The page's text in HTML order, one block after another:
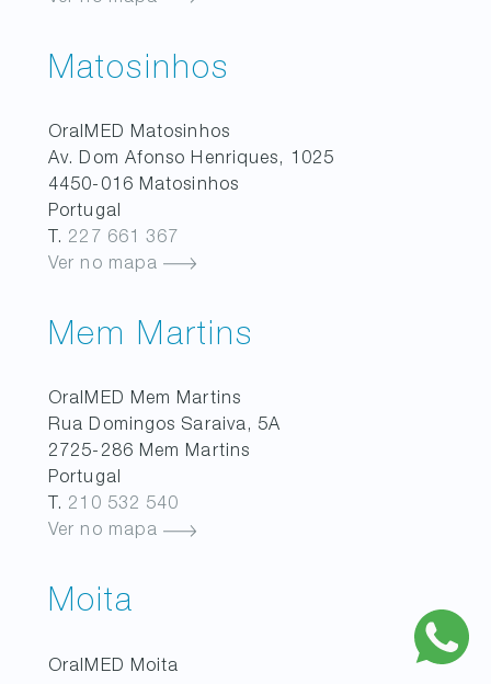
Matosinhos
OralMED Matosinhos
Av. Dom Afonso Henriques, 1025
4450-016 Matosinhos
Portugal
T. 227 661 367
Ver no mapa
Mem Martins
OralMED Mem Martins
Rua Domingos Saraiva, 5A
2725-286 Mem Martins
Portugal
T. 210 532 540
Ver no mapa
Moita
OralMED Moita